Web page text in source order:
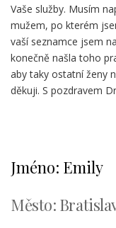
Vaše služby. Musím
mužem, po kterém
vaší seznamce jsem
konečně našla toho
aby taky ostatní ženy
děkuji. S pozdravem
Jméno: Emily
Město: